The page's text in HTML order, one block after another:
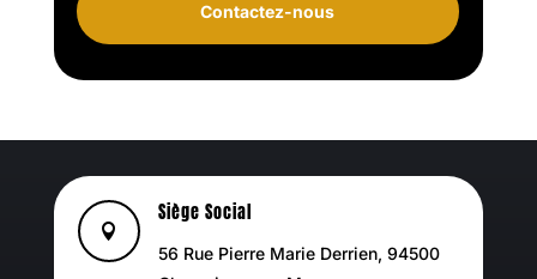
Contactez-nous

Siège Social
56 Rue Pierre Marie Derrien, 94500